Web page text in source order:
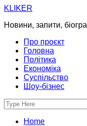
Skip
content
KLIKER
Новини, запити,
Про проєкт
Головна
Політика
Економіка
Суспільство
Шоу-бізнес
Home